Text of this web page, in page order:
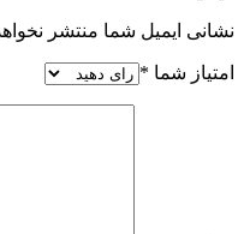
نشانی ایمیل شما منتشر
امتیاز شما *